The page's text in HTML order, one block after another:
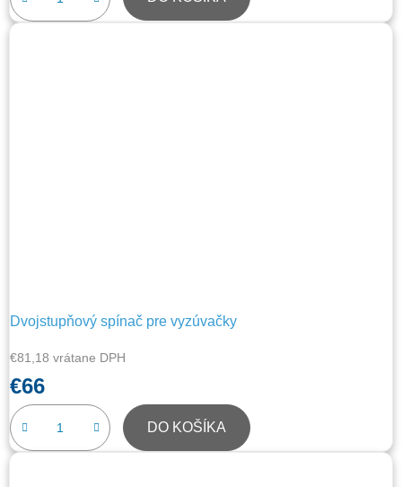
Dvojstupňový spínač pre vyzúvačky
€81,18 vrátane DPH
€66
DO KOŠÍKA